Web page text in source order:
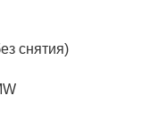
снятия)